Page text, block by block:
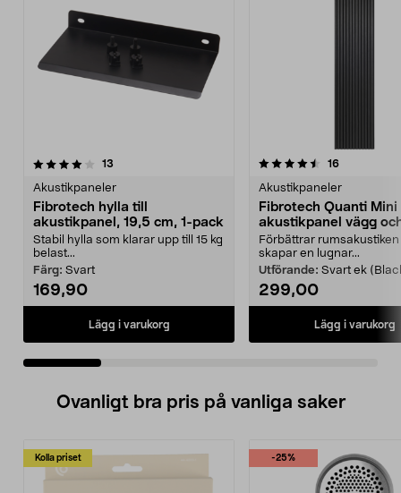
13
Akustikpaneler
Fibrotech hylla till
akustikpanel, 19,5 cm, 1-pack
Stabil hylla som klarar upp till 15 kg
belast...
Färg: Svart
169,90
Lägg i varukorg
4.5 av 5 stjärnor 16recensioner
Akustikpaneler
Fibrotech Quanti Mini
akustikpanel vägg
2-pack
Förbättrar
skapar en lugnar...
Utförande: Svart ek
299,00
Lägg i varukorg
4.5 av 5 stjärnor
Ovanligt bra pris på vanliga saker
Kolla priset -25%